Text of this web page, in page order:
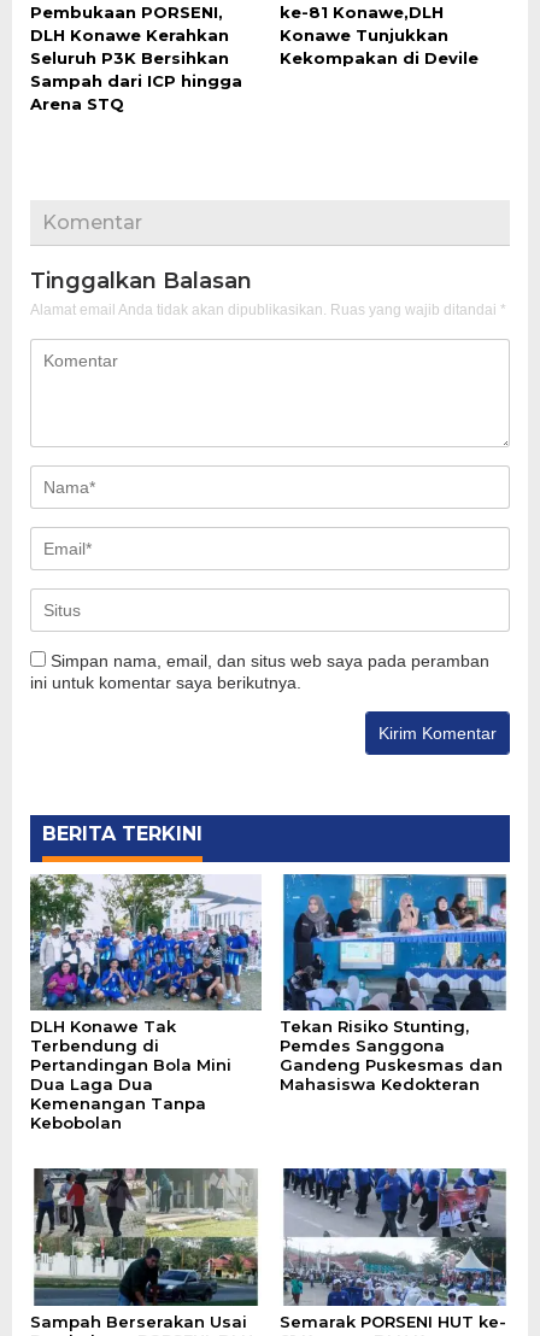
Pembukaan PORSENI,
DLH Konawe Kerahkan
Seluruh P3K Bersihkan
Sampah dari ICP hingga
Arena STQ
ke-81 Konawe,DLH
Konawe Tunjukkan
Kekompakan di Devile
Komentar
Tinggalkan Balasan
Alamat email Anda tidak akan dipublikasikan. Ruas yang wajib ditandai *
Simpan nama, email, dan situs web saya pada peramban
ini untuk komentar saya berikutnya.
BERITA TERKINI
DLH Konawe Tak
Terbendung di
Pertandingan Bola Mini
Dua Laga Dua
Kemenangan Tanpa
Kebobolan
Tekan Risiko Stunting,
Pemdes Sanggona
Gandeng Puskesmas dan
Mahasiswa Kedokteran
Sampah Berserakan Usai
Semarak PORSENI HUT ke-